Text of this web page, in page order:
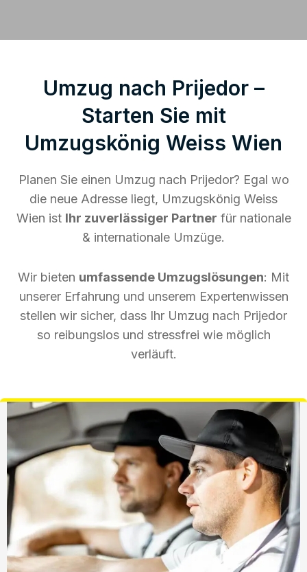
Umzug nach Prijedor –
Starten Sie mit
Umzugskönig Weiss Wien
Planen Sie einen Umzug nach Prijedor? Egal wo
die neue Adresse liegt, Umzugskönig Weiss
Wien ist Ihr zuverlässiger Partner für nationale
& internationale Umzüge.
Wir bieten umfassende Umzugslösungen: Mit
unserer Erfahrung und unserem Expertenwissen
stellen wir sicher, dass Ihr Umzug nach Prijedor
so reibungslos und stressfrei wie möglich
verläuft.